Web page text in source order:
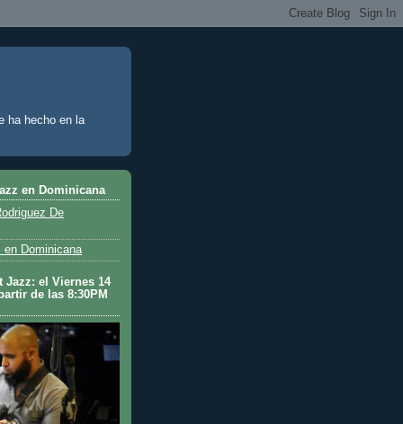
ha hecho en la
en Dominicana
De
en Dominicana
Jazz: el Viernes 14
de las 8:30PM